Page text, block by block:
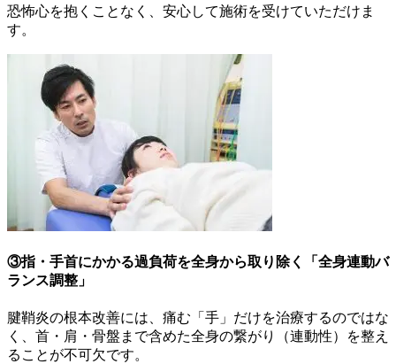
恐怖心を抱くことなく、安心して施術を受けていただけま
す。
③指・手首にかかる過負荷を全身から取り除く「全身連動バ
ランス調整」
腱鞘炎の根本改善には、痛む「手」だけを治療するのではな
く、首・肩・骨盤まで含めた全身の繋がり（連動性）を整え
ることが不可欠です。